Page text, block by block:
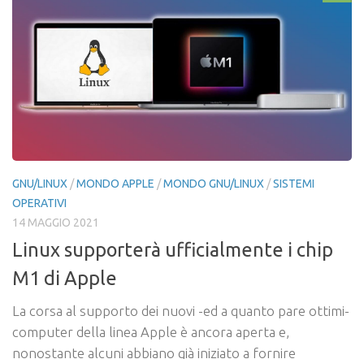
GNU/LINUX /MONDO APPLE /MONDO GNU/LINUX /SISTEMI
OPERATIVI
14 MAGGIO 2021
Linux supporterà ufficialmente i chip
M1 di Apple
La corsa al supporto dei nuovi -ed a quanto pare ottimi-
computer della linea Apple è ancora aperta e,
nonostante alcuni abbiano già iniziato a fornire